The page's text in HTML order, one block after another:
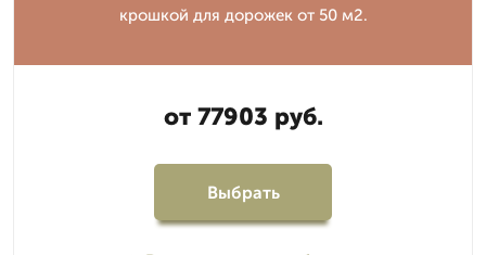
крошкой для дорожек от 50 м2.
от 77903 руб.
Выбрать